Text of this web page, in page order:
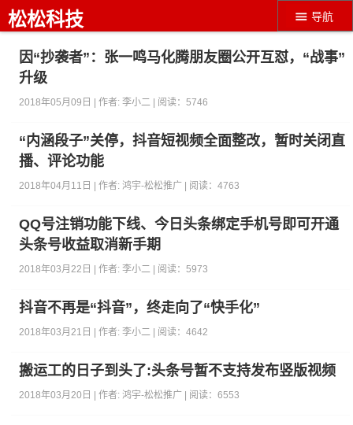
导航
松松科技
因“抄袭者”：张一鸣马化腾朋友圈公开互怼，“战事”
升级
2018年05月09日 | 作者:李小二 | 阅读：5746
“内涵段子”关停，抖音短视频全面整改，暂时关闭直
播、评论功能
2018年04月11日 | 作者:鸿宇-松松推广 | 阅读：4763
QQ号注销功能下线、今日头条绑定手机号即可开通
头条号收益取消新手期
2018年03月22日 | 作者:李小二 | 阅读：5973
抖音不再是“抖音”，终走向了“快手化”
2018年03月21日 | 作者:李小二 | 阅读：4642
搬运工的日子到头了:头条号暂不支持发布竖版视频
2018年03月20日 | 作者:鸿宇-松松推广 | 阅读：6553